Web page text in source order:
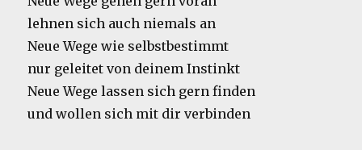
lehnen sich auch niemals an
Neue Wege wie selbstbestimmt
nur geleitet von deinem Instinkt
Neue Wege lassen sich gern finden
und wollen sich mit dir verbinden